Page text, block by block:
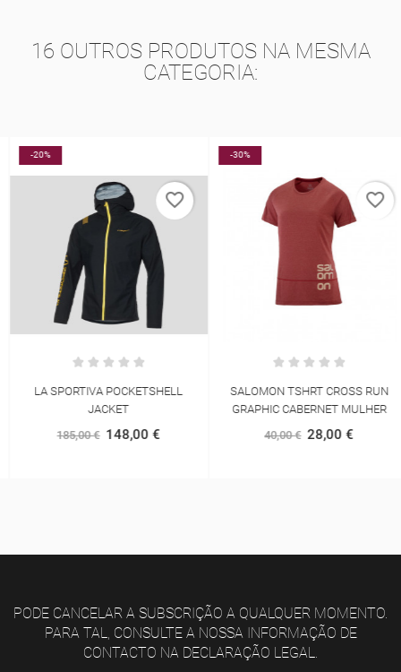
16 OUTROS PRODUTOS NA MESMA
CATEGORIA:
-20%
LA SPORTIVA POCKETSHELL
JACKET
185,00 € 148,00 €
favorite_border
-30%
SALOMON TSHRT CROSS RUN
GRAPHIC CABERNET MULHER
40,00 € 28,00 €
favorite_border
PODE CANCELAR A SUBSCRIÇÃO A QUALQUER MOMENTO.
PARA TAL, CONSULTE A NOSSA INFORMAÇÃO DE
CONTACTO NA DECLARAÇÃO LEGAL.